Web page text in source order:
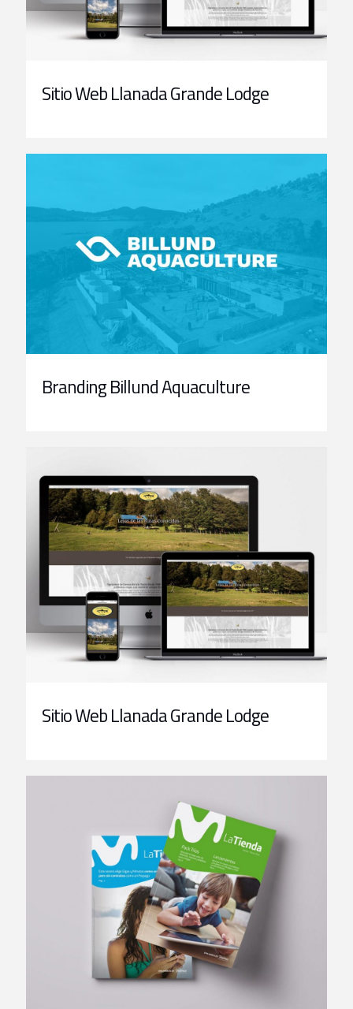
Sitio Web Llanada Grande Lodge
Branding Billund Aquaculture
Sitio Web Llanada Grande Lodge